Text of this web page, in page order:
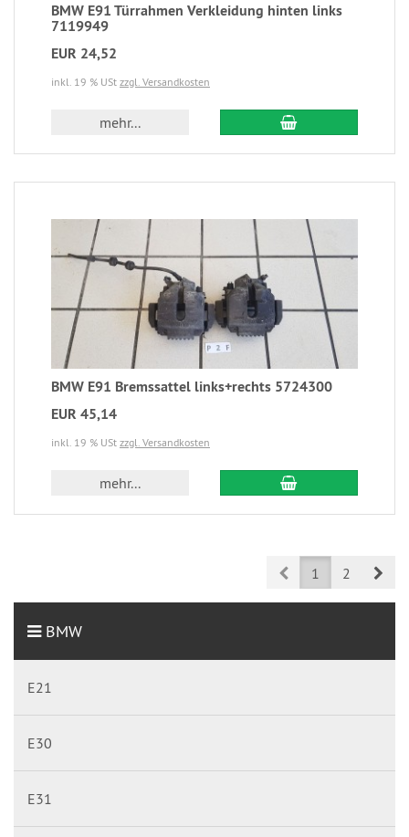
BMW E91 Türrahmen Verkleidung hinten links
7119949
EUR 24,52
inkl. 19 % USt zzgl. Versandkosten
mehr...
BMW E91 Bremssattel links+rechts 5724300
EUR 45,14
inkl. 19 % USt zzgl. Versandkosten
mehr...
Prev1 2
BMW
E21
E30
E31